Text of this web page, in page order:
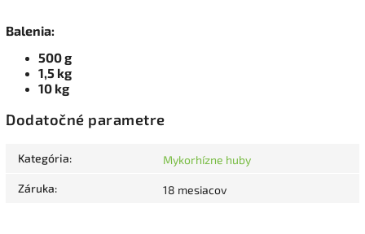
Balenia:
500 g
1,5 kg
10 kg
Dodatočné parametre
Kategória: Mykorhízne huby
Záruka: 18 mesiacov